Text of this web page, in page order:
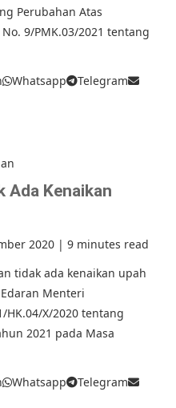
Perubahan Atas
9/PMK.03/2021 tentang
Whatsapp
Telegram
Ada Kenaikan
2020 | 9 minutes read
tidak ada kenaikan upah
Menteri
HK.04/X/2020 tentang
2021 pada Masa
Whatsapp
Telegram